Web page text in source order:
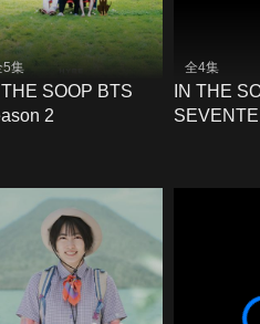
5集
THE SOOP BTS
2
全4集
IN THE